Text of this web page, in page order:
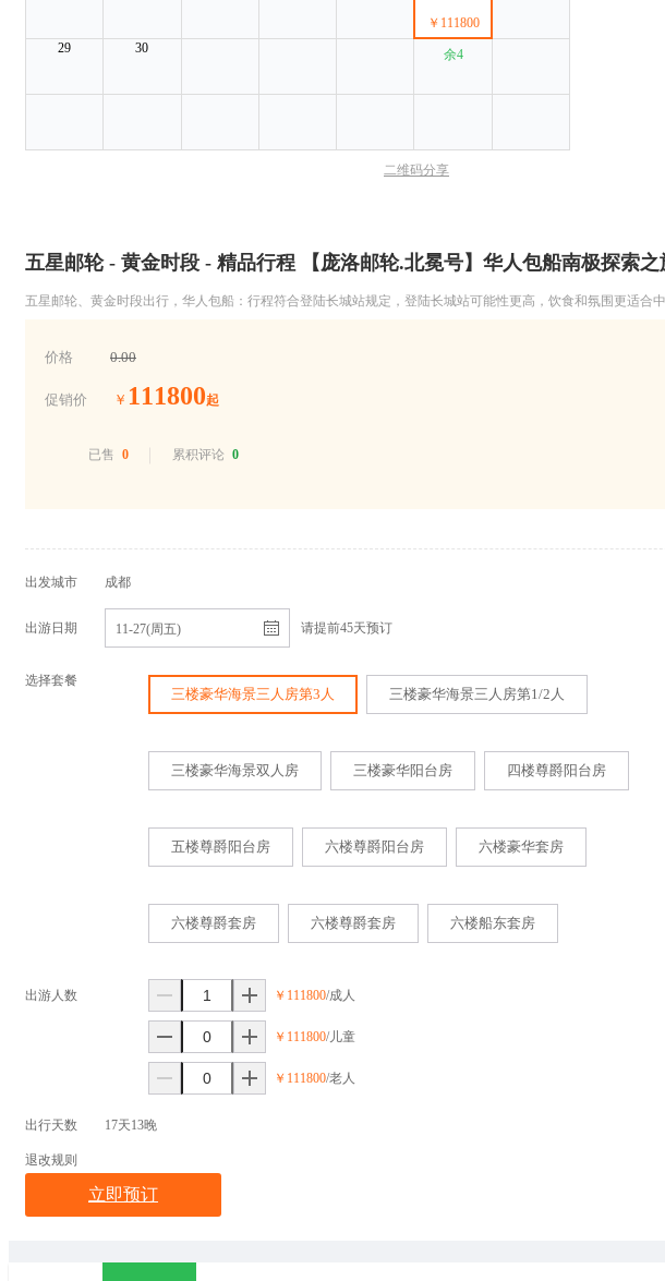
￥111800
余4
29 30
二维码分享
五星邮轮 - 黄金时段 - 精品行程 【庞洛邮轮.北冕号】华人包船南极探索之
五星邮轮、黄金时段出行，华人包船：行程符合登陆长城站规定，登陆长城站可能性更高，饮食和氛围更适合
价格 0.00
促销价 ￥ 111800起
已售 0 累积评论 0
出发城市 成都
出游日期 11-27(周五) 请提前45天预订
选择套餐
三楼豪华海景三人房第3人 三楼豪华海景三人房第1/2人
三楼豪华海景双人房 三楼豪华阳台房 四楼尊爵阳台房
五楼尊爵阳台房 六楼尊爵阳台房 六楼豪华套房
六楼尊爵套房 六楼尊爵套房 六楼船东套房
出游人数 ￥111800/成人
￥111800/儿童
￥111800/老人
出行天数 17天13晚
退改规则
立即预订